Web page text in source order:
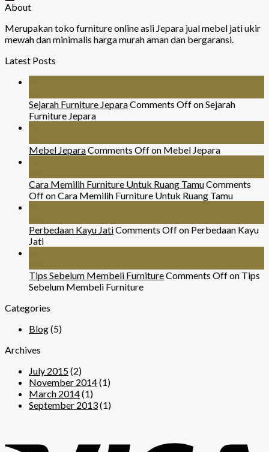
About
Merupakan toko furniture online asli Jepara jual mebel jati ukir
mewah dan minimalis harga murah aman dan bergaransi.
Latest Posts
Sejarah Furniture JeparaComments Offon Sejarah
Furniture Jepara
Mebel JeparaComments Offon Mebel Jepara
Cara Memilih Furniture Untuk Ruang TamuComments
Offon Cara Memilih Furniture Untuk Ruang Tamu
Perbedaan Kayu JatiComments Offon Perbedaan Kayu
Jati
Tips Sebelum Membeli FurnitureComments Offon Tips
Sebelum Membeli Furniture
Categories
Blog(5)
Archives
July 2015(2)
November 2014(1)
March 2014(1)
September 2013(1)